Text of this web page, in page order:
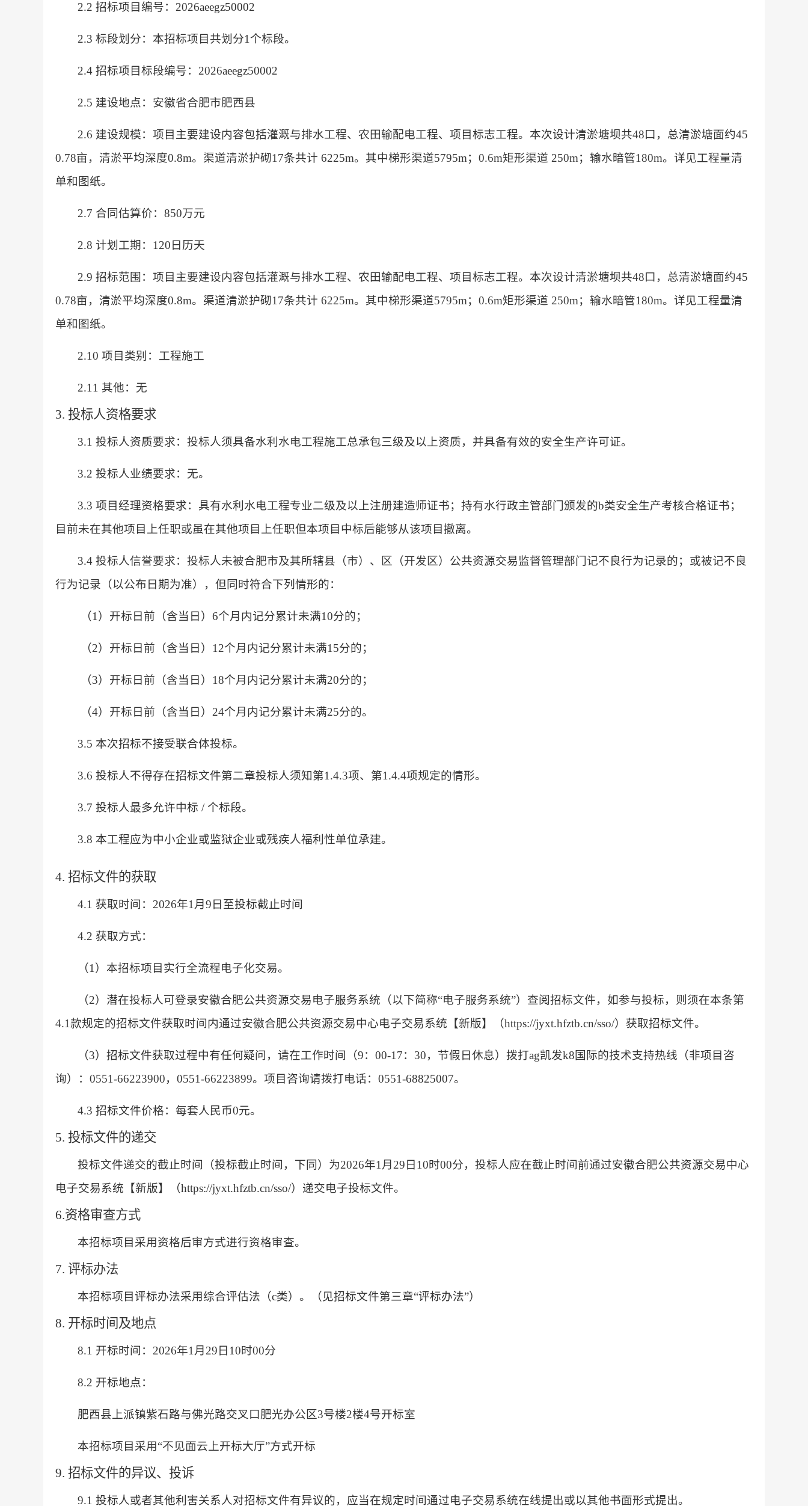
2.2 招标项目编号：2026aeegz50002
2.3 标段划分：本招标项目共划分1个标段。
2.4 招标项目标段编号：2026aeegz50002
2.5 建设地点：安徽省合肥市肥西县
2.6 建设规模：项目主要建设内容包括灌溉与排水工程、农田输配电工程、项目标志工程。本次设计清淤塘坝共48口，总清淤塘面约45
0.78亩，清淤平均深度0.8m。渠道清淤护砌17条共计 6225m。其中梯形渠道5795m；0.6m矩形渠道 250m；输水暗管180m。详见工程量清
单和图纸。
2.7 合同估算价：850万元
2.8 计划工期：120日历天
2.9 招标范围：项目主要建设内容包括灌溉与排水工程、农田输配电工程、项目标志工程。本次设计清淤塘坝共48口，总清淤塘面约45
0.78亩，清淤平均深度0.8m。渠道清淤护砌17条共计 6225m。其中梯形渠道5795m；0.6m矩形渠道 250m；输水暗管180m。详见工程量清
单和图纸。
2.10 项目类别：工程施工
2.11 其他：无
3. 投标人资格要求
3.1 投标人资质要求：投标人须具备水利水电工程施工总承包三级及以上资质，并具备有效的安全生产许可证。
3.2 投标人业绩要求：无。
3.3 项目经理资格要求：具有水利水电工程专业二级及以上注册建造师证书；持有水行政主管部门颁发的b类安全生产考核合格证书；
目前未在其他项目上任职或虽在其他项目上任职但本项目中标后能够从该项目撤离。
3.4 投标人信誉要求：投标人未被合肥市及其所辖县（市）、区（开发区）公共资源交易监督管理部门记不良行为记录的；或被记不良
行为记录（以公布日期为准），但同时符合下列情形的：
（1）开标日前（含当日）6个月内记分累计未满10分的；
（2）开标日前（含当日）12个月内记分累计未满15分的；
（3）开标日前（含当日）18个月内记分累计未满20分的；
（4）开标日前（含当日）24个月内记分累计未满25分的。
3.5 本次招标不接受联合体投标。
3.6 投标人不得存在招标文件第二章投标人须知第1.4.3项、第1.4.4项规定的情形。
3.7 投标人最多允许中标 / 个标段。
3.8 本工程应为中小企业或监狱企业或残疾人福利性单位承建。
4. 招标文件的获取
4.1 获取时间：2026年1月9日至投标截止时间
4.2 获取方式：
（1）本招标项目实行全流程电子化交易。
（2）潜在投标人可登录安徽合肥公共资源交易电子服务系统（以下简称“电子服务系统”）查阅招标文件，如参与投标，则须在本条第
4.1款规定的招标文件获取时间内通过安徽合肥公共资源交易中心电子交易系统【新版】（https://jyxt.hfztb.cn/sso/）获取招标文件。
（3）招标文件获取过程中有任何疑问，请在工作时间（9：00-17：30，节假日休息）拨打ag凯发k8国际的技术支持热线（非项目咨
询）：0551-66223900，0551-66223899。项目咨询请拨打电话：0551-68825007。
4.3 招标文件价格：每套人民币0元。
5. 投标文件的递交
投标文件递交的截止时间（投标截止时间，下同）为2026年1月29日10时00分，投标人应在截止时间前通过安徽合肥公共资源交易中心
电子交易系统【新版】（https://jyxt.hfztb.cn/sso/）递交电子投标文件。
6.资格审查方式
本招标项目采用资格后审方式进行资格审查。
7. 评标办法
本招标项目评标办法采用综合评估法（c类）。（见招标文件第三章“评标办法”）
8. 开标时间及地点
8.1 开标时间：2026年1月29日10时00分
8.2 开标地点：
肥西县上派镇紫石路与佛光路交叉口肥光办公区3号楼2楼4号开标室
本招标项目采用“不见面云上开标大厅”方式开标
9. 招标文件的异议、投诉
9.1 投标人或者其他利害关系人对招标文件有异议的，应当在规定时间通过电子交易系统在线提出或以其他书面形式提出。